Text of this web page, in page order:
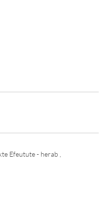
Efeutute - herab ,